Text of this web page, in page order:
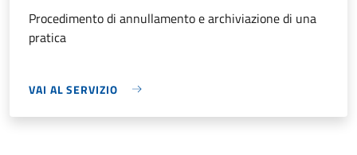
Procedimento di annullamento e archiviazione di una
pratica
VAI AL SERVIZIO